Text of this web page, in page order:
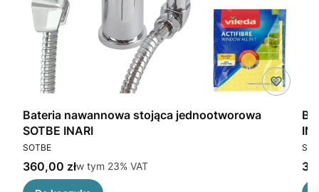
Bateria nawannowa stojąca jednootworowa
SOTBE INARI
PRODUCENT
SOTBE
Cena brutto
360,00 złw tym %s VAT
w tym 23% VAT